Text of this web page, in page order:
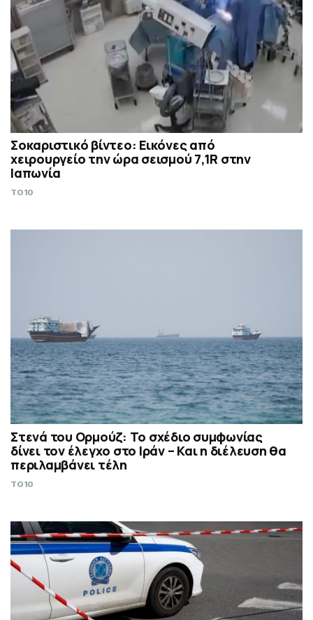
Σοκαριστικό βίντεο: Εικόνες από
χειρουργείο την ώρα σεισμού 7,1R στην
Ιαπωνία
TO10
Στενά του Ορμούζ: Το σχέδιο συμφωνίας
δίνει τον έλεγχο στο Ιράν – Και η διέλευση θα
περιλαμβάνει τέλη
TO10